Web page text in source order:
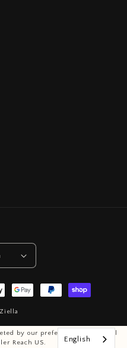
Ziella
by our preferred international
Reach US.
English